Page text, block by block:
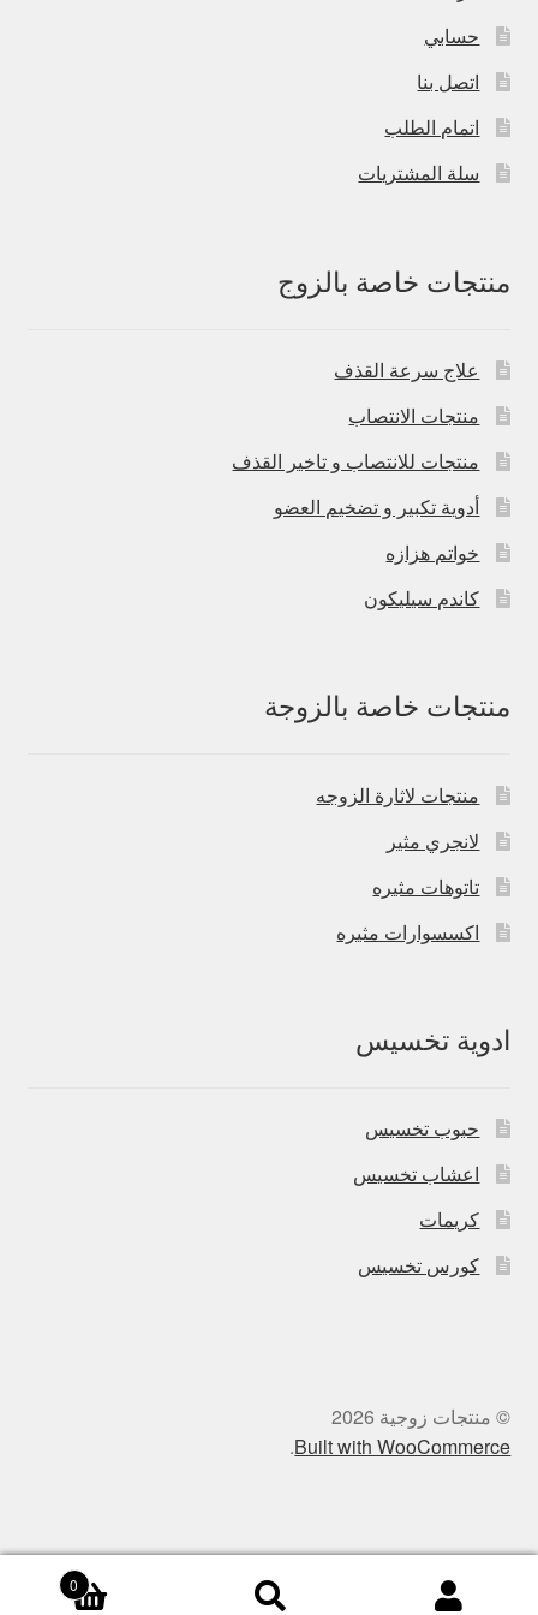
حسابي
اتصل بنا
اتمام الطلب
سلة المشتريات
منتجات خاصة بالزوج
علاج سرعة القذف
منتجات الانتصاب
منتجات للانتصاب و تاخير القذف
أدوية تكبير و تضخيم العضو
خواتم هزازه
كاندم سيليكون
منتجات خاصة بالزوجة
منتجات لاثارة الزوجه
لانجري مثير
تاتوهات مثيره
اكسسوارات مثيره
ادوية تخسيس
حبوب تخسيس
اعشاب تخسيس
كريمات
كورس تخسيس
© منتجات زوجية 2026
Built with WooCommerce
.
0